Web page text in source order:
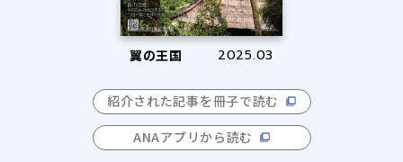
翼の王国 2025.03
紹介された記事を冊子で読む
ANAアプリから読む